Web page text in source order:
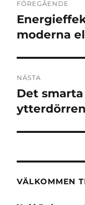
FÖREGÅENDE
Föregående
inlägg:
moderna
NÄSTA
Nästa
inlägg:
Det
ytterdörren
VÄLKOMMEN